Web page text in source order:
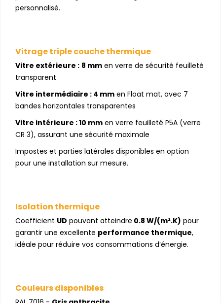
personnalisé.
Vitrage triple couche thermique
Vitre extérieure : 8 mm en verre de sécurité feuilleté
transparent
Vitre intermédiaire : 4 mm en Float mat, avec 7
bandes horizontales transparentes
Vitre intérieure :10 mm en verre feuilleté P5A (verre
CR 3), assurant une sécurité maximale
Impostes et parties latérales disponibles en option
pour une installation sur mesure.
Isolation thermique
Coefficient UD pouvant atteindre 0.8 W/(m².K) pour
garantir une excellente performance thermique,
idéale pour réduire vos consommations d’énergie.
Couleurs disponibles